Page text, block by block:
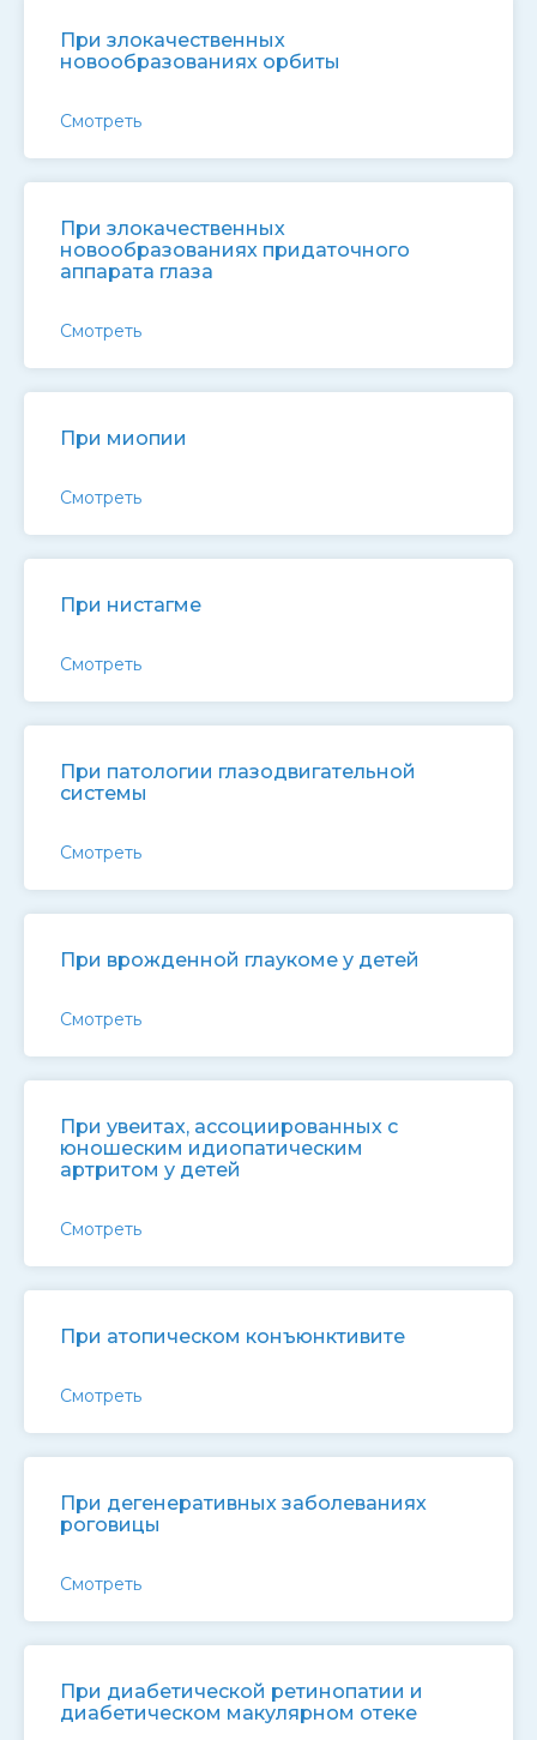
При злокачественных
новообразованиях орбиты
Смотреть
При злокачественных
новообразованиях придаточного
аппарата глаза
Смотреть
При миопии
Смотреть
При нистагме
Смотреть
При патологии глазодвигательной
системы
Смотреть
При врожденной глаукоме у детей
Смотреть
При увеитах, ассоциированных с
юношеским идиопатическим
артритом у детей
Смотреть
При атопическом конъюнктивите
Смотреть
При дегенеративных заболеваниях
роговицы
Смотреть
При диабетической ретинопатии и
диабетическом макулярном отеке